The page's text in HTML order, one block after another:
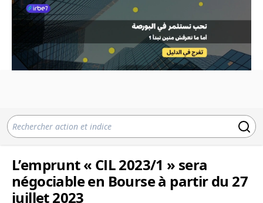
L’emprunt « CIL 2023/1 » sera
négociable en Bourse à partir du 27
juillet 2023